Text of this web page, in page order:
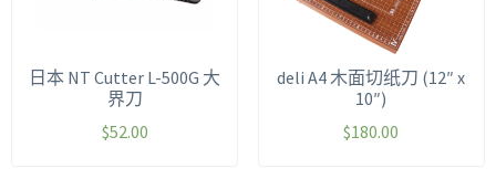
日本 NT Cutter L-500G 大
界刀
$52.00
deli A4 木面切纸刀 (12″ x
10″)
$180.00